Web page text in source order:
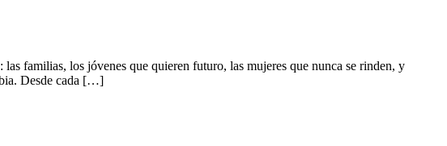
familias, los jóvenes que quieren futuro, las mujeres que nunca se rinden, y
Desde cada […]